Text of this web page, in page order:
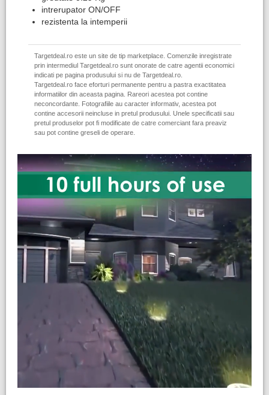
intrerupator ON/OFF
rezistenta la intemperii
Targetdeal.ro este un site de tip marketplace. Comenzile inregistrate
prin intermediul Targetdeal.ro sunt onorate de catre agentii economici
indicati pe pagina produsului si nu de Targetdeal.ro.
Targetdeal.ro face eforturi permanente pentru a pastra exactitatea
informatiilor din aceasta pagina. Rareori acestea pot contine
neconcordante. Fotografiile au caracter informativ, acestea pot
contine accesorii neincluse in pretul produsului. Unele specificatii sau
pretul produselor pot fi modificate de catre comerciant fara preaviz
sau pot contine greseli de operare.